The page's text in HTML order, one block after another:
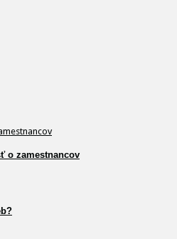
o zamestnancov